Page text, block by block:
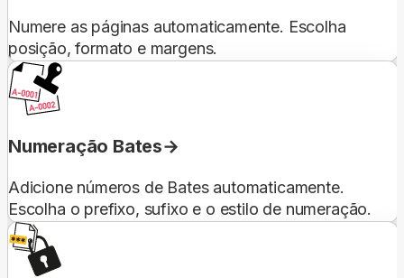
Numere as páginas automaticamente. Escolha
posição, formato e margens.
Numeração Bates
Adicione números de Bates automaticamente.
Escolha o prefixo, sufixo e o estilo de numeração.